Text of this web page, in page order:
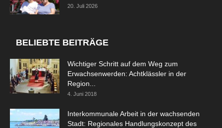
20. Juli 2026
BELIEBTE BEITRÄGE
Wichtiger Schritt auf dem Weg zum
Erwachsenwerden: Achtklässler in der
Region...
4. Juni 2018
Interkommunale Arbeit in der wachsenden
Stadt: Regionales Handlungskonzept des